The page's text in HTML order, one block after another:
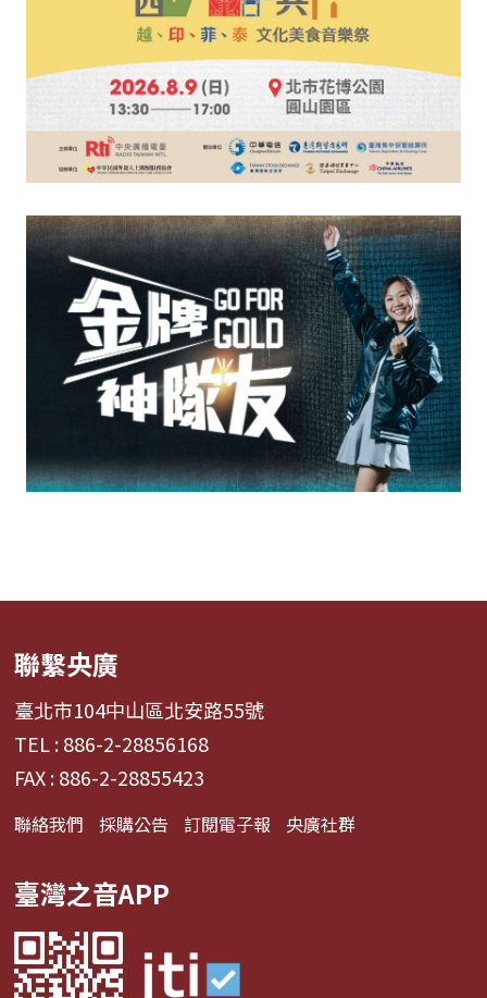
聯繫央廣
臺北市104中山區北安路55號
TEL : 886-2-28856168
FAX : 886-2-28855423
聯絡我們 採購公告 訂閱電子報 央廣社群
臺灣之音APP